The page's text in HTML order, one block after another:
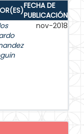
FECHA DE
PUBLICACIÓN
nov-2018